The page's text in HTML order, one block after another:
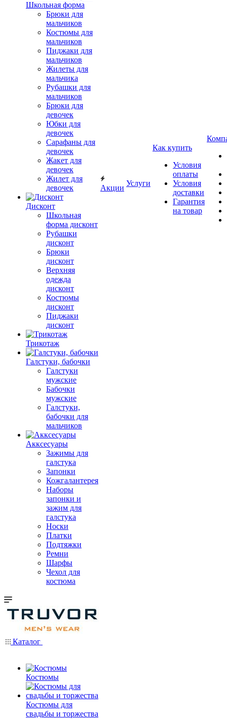
Школьная форма
Брюки для
мальчиков
Костюмы для
мальчиков
Пиджаки для
мальчиков
Жилеты для
мальчика
Рубашки для
мальчиков
Брюки для
девочек
Юбки для
девочек
Сарафаны для
девочек
Жакет для
девочек
Жилет для
девочек
Дисконт
Школьная
форма дисконт
Рубашки
дисконт
Брюки
дисконт
Верхняя
одежда
дисконт
Костюмы
дисконт
Пиджаки
дисконт
Трикотаж
Галстуки, бабочки
Галстуки
мужские
Бабочки
мужские
Галстуки,
бабочки для
мальчиков
Акксесуары
Зажимы для
галстука
Запонки
Кожгалантерея
Наборы
запонки и
зажим для
галстука
Носки
Платки
Подтяжки
Ремни
Шарфы
Чехол для
костюма
Акции
Услуги
Как купить
Условия
оплаты
Условия
доставки
Гарантия
на товар
Каталог
Костюмы
Костюмы для
свадьбы и торжества